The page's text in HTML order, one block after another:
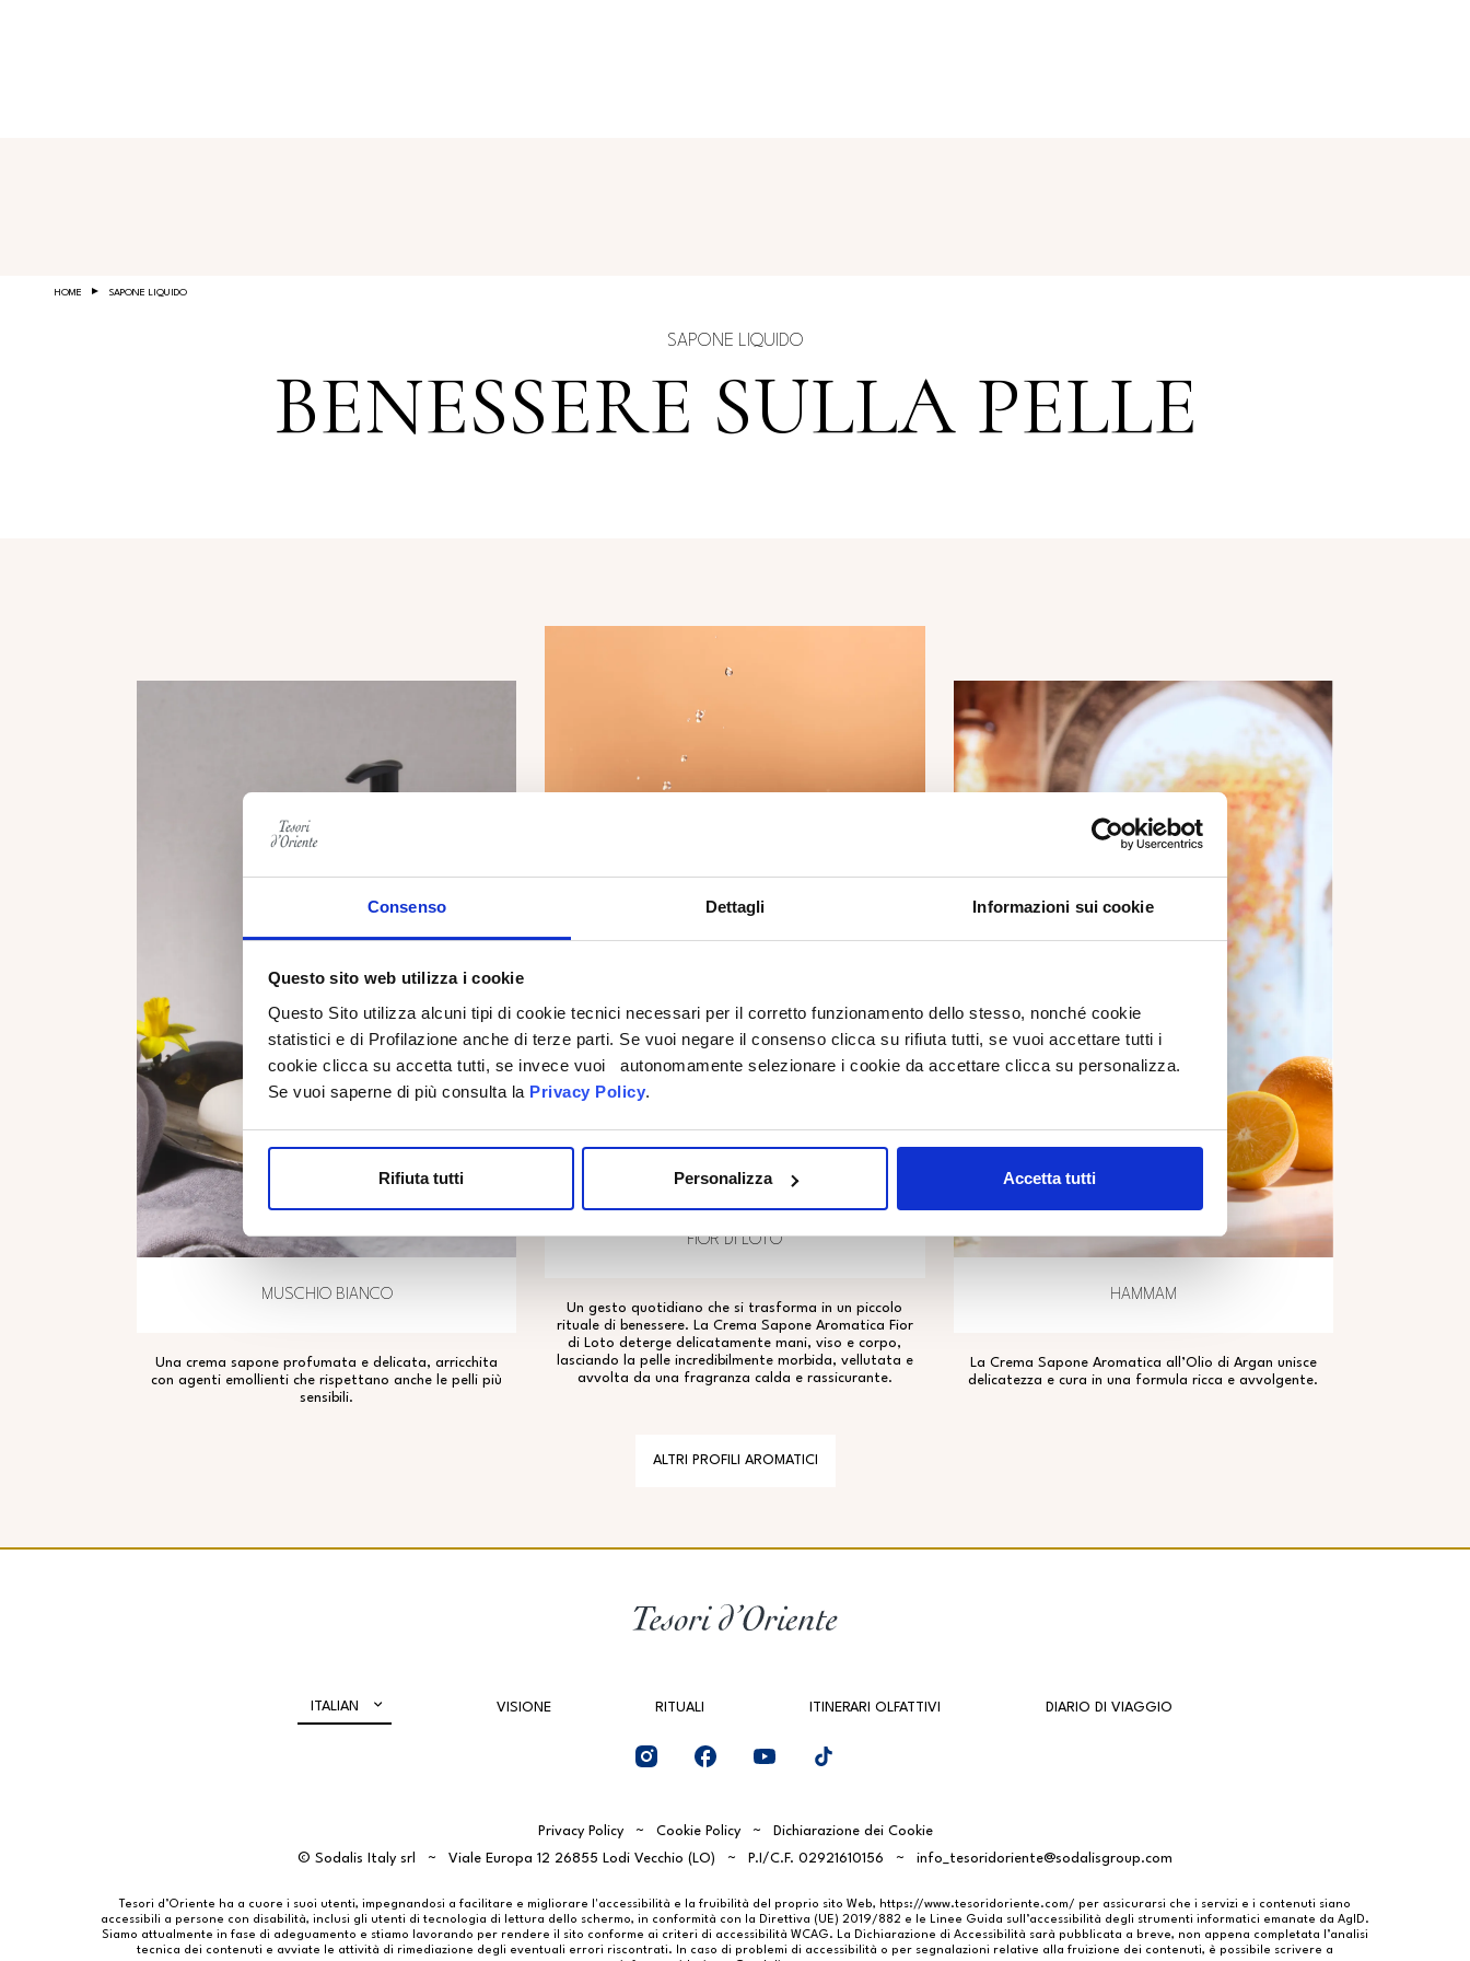
Consenso Dettagli Informazioni sui cookie
Questo sito web utilizza i cookie
Questo Sito utilizza alcuni tipi di cookie tecnici necessari per il corretto funzionamento dello stesso, nonché cookie
statistici e di Profilazione anche di terze parti. Se vuoi negare il consenso clicca su rifiuta tutti, se vuoi accettare tutti i
cookie clicca su accetta tutti, se invece vuoi autonomamente selezionare i cookie da accettare clicca su personalizza.
Se vuoi saperne di più consulta la Privacy Policy.
Rifiuta tutti Personalizza Accetta tutti
HOME SAPONE LIQUIDO
SAPONE LIQUIDO
BENESSERE SULLA PELLE
MUSCHIO BIANCO
Una crema sapone profumata e delicata, arricchita
con agenti emollienti che rispettano anche le pelli più
sensibili.
FIOR DI LOTO
Un gesto quotidiano che si trasforma in un piccolo
rituale di benessere. La Crema Sapone Aromatica Fior
di Loto deterge delicatamente mani, viso e corpo,
lasciando la pelle incredibilmente morbida, vellutata e
avvolta da una fragranza calda e rassicurante.
HAMMAM
La Crema Sapone Aromatica all’Olio di Argan unisce
delicatezza e cura in una formula ricca e avvolgente.
ALTRI PROFILI AROMATICI
ITALIAN VISIONE RITUALI ITINERARI OLFATTIVI DIARIO DI VIAGGIO
Privacy Policy Cookie Policy
Dichiarazione dei Cookie
© Sodalis Italy srl
Viale Europa 12 26855 Lodi Vecchio (LO) P.I/C.F. 02921610156 info_tesoridoriente@sodalisgroup.com
Tesori d’Oriente ha a cuore i suoi utenti, impegnandosi a facilitare e migliorare l'accessibilità e la fruibilità del proprio sito Web, https://www.tesoridoriente.com/ per assicurarsi che i servizi e i contenuti siano
accessibili a persone con disabilità, inclusi gli utenti di tecnologia di lettura dello schermo, in conformità con la Direttiva (UE) 2019/882 e le Linee Guida sull’accessibilità degli strumenti informatici emanate da AgID.
Siamo attualmente in fase di adeguamento e stiamo lavorando per rendere il sito conforme ai criteri di accessibilità WCAG. La Dichiarazione di Accessibilità sarà pubblicata a breve, non appena completata l’analisi
tecnica dei contenuti e avviate le attività di rimediazione degli eventuali errori riscontrati. In caso di problemi di accessibilità o per segnalazioni relative alla fruizione dei contenuti, è possibile scrivere a